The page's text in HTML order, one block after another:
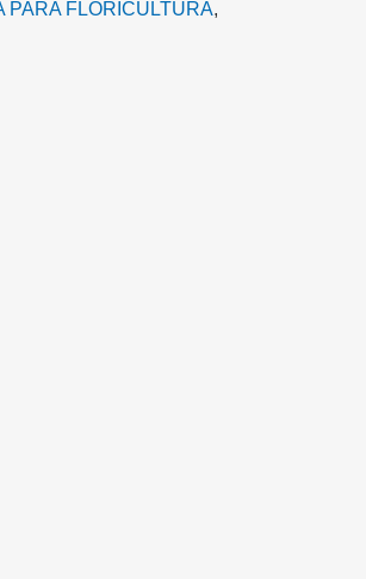
PARA FLORICULTURA,